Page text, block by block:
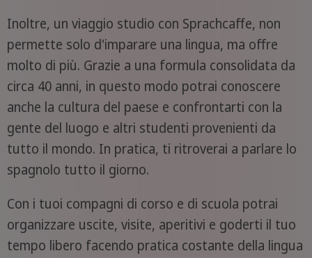
Inoltre, un viaggio studio con Sprachcaffe, non
permette solo d'imparare una lingua, ma offre
molto di più. Grazie a una formula consolidata da
circa 40 anni, in questo modo potrai conoscere
anche la cultura del paese e confrontarti con la
gente del luogo e altri studenti provenienti da
tutto il mondo. In pratica, ti ritroverai a parlare lo
spagnolo tutto il giorno.
Con i tuoi compagni di corso e di scuola potrai
organizzare uscite, visite, aperitivi e goderti il tuo
tempo libero facendo pratica costante della lingua